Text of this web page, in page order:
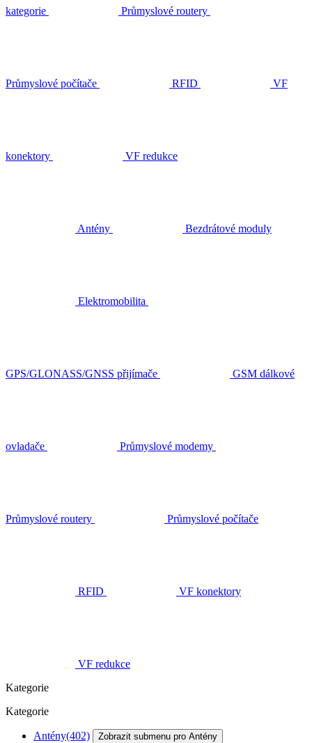
kategorie Průmyslové routery
Průmyslové počítače RFID VF
konektory VF redukce
Antény Bezdrátové moduly
Elektromobilita
GPS/GLONASS/GNSS přijímače GSM dálkové
ovladače Průmyslové modemy
Průmyslové routery Průmyslové počítače
RFID VF konektory
VF redukce
Kategorie
Kategorie
Antény(402) Zobrazit submenu pro Antény